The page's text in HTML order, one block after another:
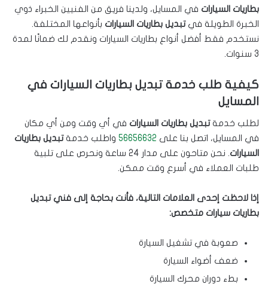
بطاريات السيارات في المسايل، ولدينا فريق من الفنيين الخبراء ذوي
الخبرة الطويلة فيتبديل بطاريات السيارات بأنواعها المختلفة.
نستخدم فقط أفضل أنواع بطاريات السيارات ونقدم لك ضمانًا لمدة
3 سنوات.
كيفية طلب خدمة تبديل بطاريات السيارات في
المسايل
لطلب خدمةتبديل بطاريات السيارات في أي وقت ومن أي مكان
في المسايل، اتصل بنا على 56656632 واطلب خدمةتبديل بطاريات
السيارات
. نحن متاحون على مدار 24 ساعة ونحرص على تلبية
طلبات العملاء في أسرع وقت ممكن.
إذا لاحظت إحدى العلامات التالية، فأنت بحاجة إلى فني تبديل
بطاريات سيارات متخصص:
صعوبة في تشغيل السيارة
ضعف أضواء السيارة
بطء دوران محرك السيارة